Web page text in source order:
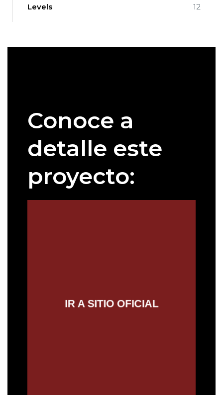
Levels 12
Conoce a
detalle este
proyecto:
IR A SITIO OFICIAL
IR AL SITIO OFICIAL